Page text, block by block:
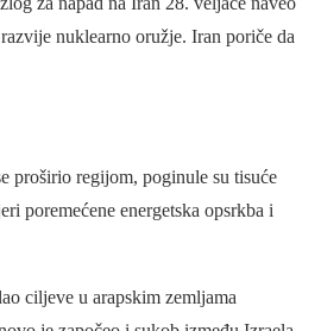
nuklearno oružje. Iran poriče da
proširio regijom, poginule su tisuće
poremećene energetska opsrkba i
ciljeve u arapskim zemljama